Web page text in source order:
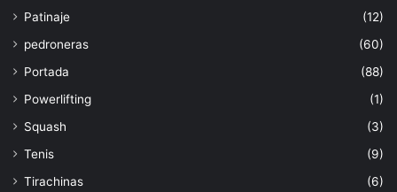
Patinaje
(12)
pedroneras
(60)
Portada
(88)
Powerlifting
(1)
Squash
(3)
Tenis
(9)
Tirachinas
(6)